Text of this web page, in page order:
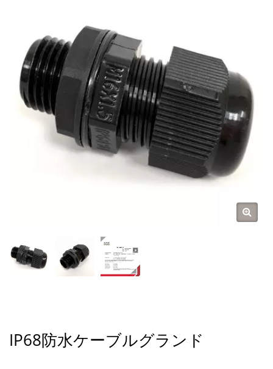
IP68防水ケーブルグランド